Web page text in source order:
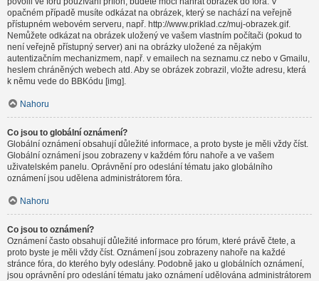
opačném případě musíte odkázat na obrázek, který se nachází na veřejně
přístupném webovém serveru, např. http://www.priklad.cz/muj-obrazek.gif.
Nemůžete odkázat na obrázek uložený ve vašem vlastním počítači (pokud to
není veřejně přístupný server) ani na obrázky uložené za nějakým
autentizačním mechanizmem, např. v emailech na seznamu.cz nebo v Gmailu,
heslem chráněných webech atd. Aby se obrázek zobrazil, vložte adresu, která
k němu vede do BBKódu [img].
Nahoru
Co jsou to globální oznámení?
Globální oznámení obsahují důležité informace, a proto byste je měli vždy číst.
Globální oznámení jsou zobrazeny v každém fóru nahoře a ve vašem
uživatelském panelu. Oprávnění pro odeslání tématu jako globálního
oznámení jsou udělena administrátorem fóra.
Nahoru
Co jsou to oznámení?
Oznámení často obsahují důležité informace pro fórum, které právě čtete, a
proto byste je měli vždy číst. Oznámení jsou zobrazeny nahoře na každé
stránce fóra, do kterého byly odeslány. Podobně jako u globálních oznámení,
jsou oprávnění pro odeslání tématu jako oznámení udělována administrátorem